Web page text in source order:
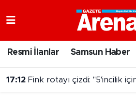
Resmi İlanlar Samsun Haber
17:12 Fink rotayı çizdi: "5'incilik
16:54 Bafra'da 2026 fındık
Samsun Namaz Vakitleri